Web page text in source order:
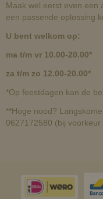
Maak wel eerst even een
een passende oplossing
U bent welkom op:
ma t/m vr 10.00-20.00*
za t/m zo 12.00-20.00*
*Op feestdagen kan de
**Hoge nood?
0627172580 (bij voorkeur